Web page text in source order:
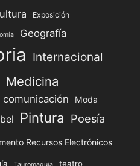
Exposición
Geografía
Internacional
Medicina
Moda
Pintura Poesía
Recursos Electrónicos
Tauromaquia teatro